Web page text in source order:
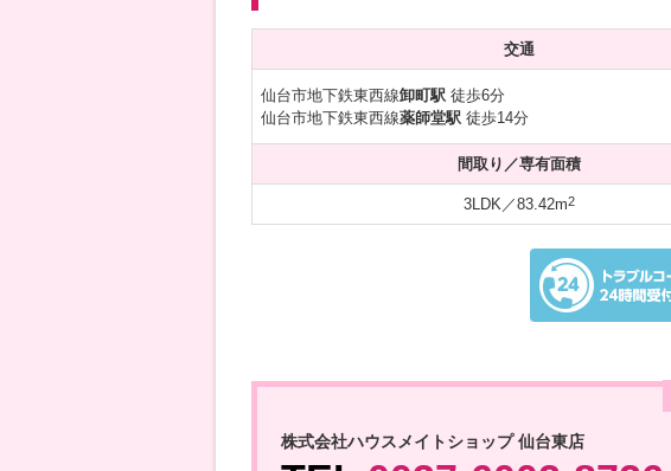
交通
仙台市地下鉄東西線卸町駅徒歩6分
仙台市地下鉄東西線薬師堂駅徒歩14分
間取り／専有面積
3LDK／83.42m2
株式会社ハウスメイトショップ 仙台東店